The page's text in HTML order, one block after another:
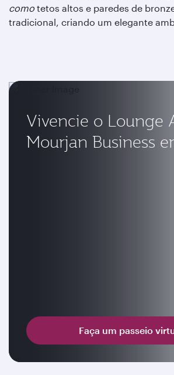
comotetos altos e paredes de
tradicional, criando um elegante
Vivencie o Lounge
Mourjan Business
Faça um passeio